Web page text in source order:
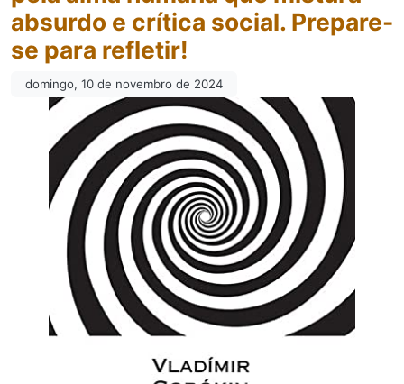
absurdo e crítica social. Prepare-
se para refletir!
domingo, 10 de novembro de 2024